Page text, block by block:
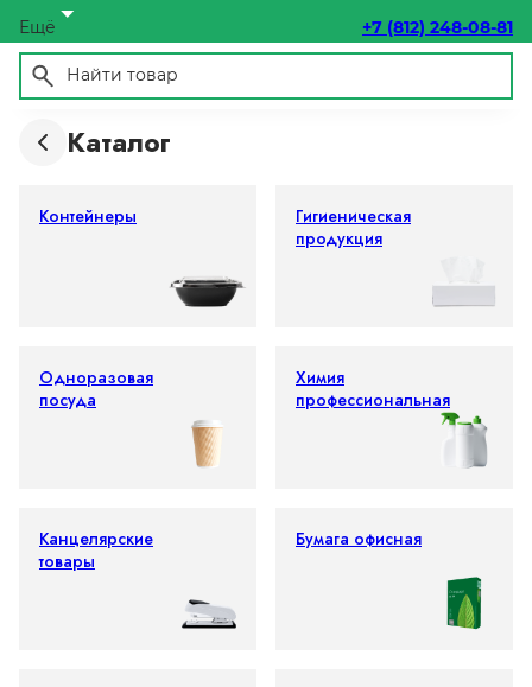
Ещё +7 (812) 248-08-81
Каталог
Контейнеры
Гигиеническая
продукция
Одноразовая
посуда
Химия
профессиональная
Канцелярские
товары
Бумага офисная